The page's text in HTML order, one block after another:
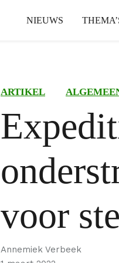
NIEUWS
ARTIKEL
voor
Annemiek Verbeek